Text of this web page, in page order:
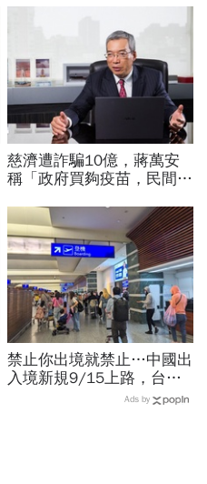
慈濟遭詐騙10億，蔣萬安
稱「政府買夠疫苗，民間就
話說得不夠公道
禁止你出境就禁止…中國出
入境新規9/15上路，台灣
人小心「有去無回」？4種
Ads by